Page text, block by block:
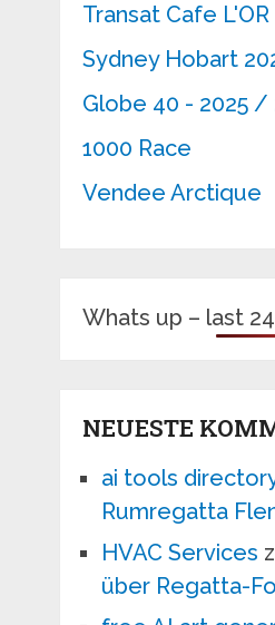
Transat Cafe L'OR
Sydney Hobart
Globe 40 - 2025 /
1000 Race
Vendee Arctique
Whats up – last
NEUESTE
ai tools
Rumregatta
HVAC Services
über Regatta-